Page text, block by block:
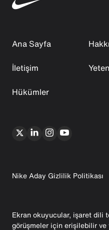
Ana Sayfa
İletişim
Hükümler
Nike Aday Gizlilik Politikası
Ekran okuyucular, işaret dili
görüşmeler için erişilebilir ve